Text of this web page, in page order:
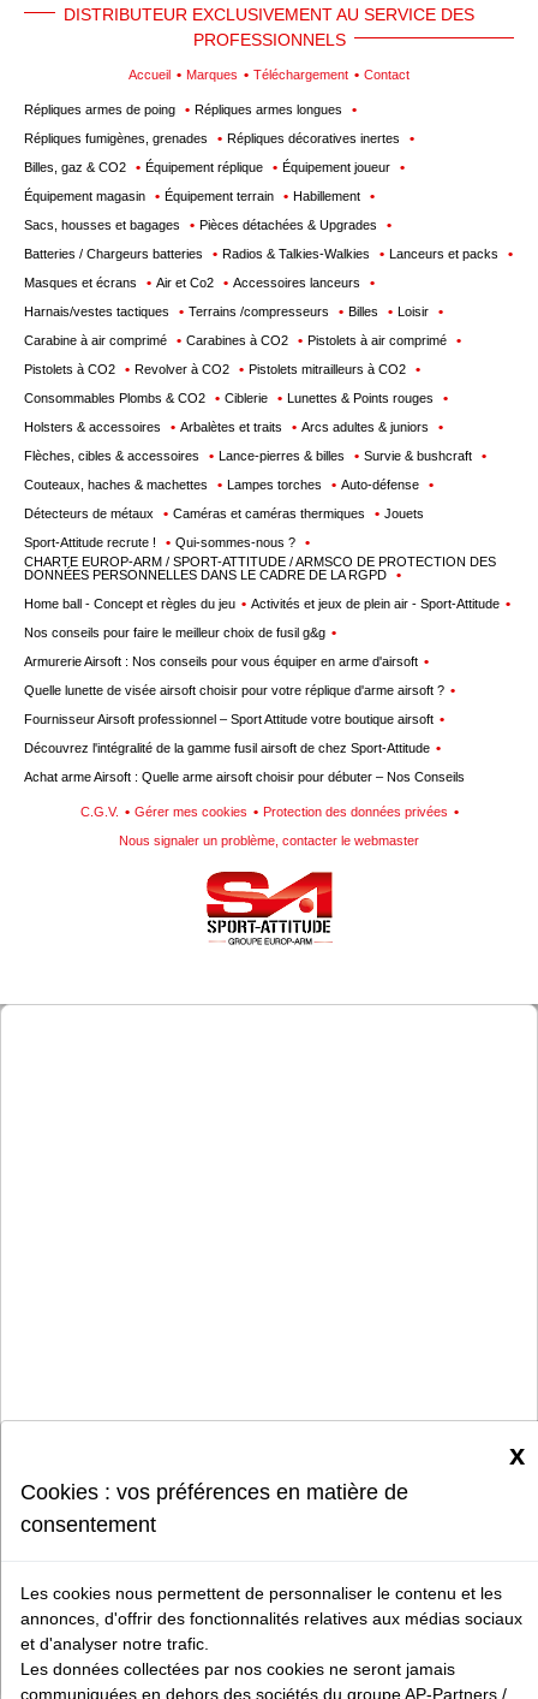
DISTRIBUTEUR EXCLUSIVEMENT AU SERVICE DES
PROFESSIONNELS
Accueil Marques Téléchargement Contact
Répliques armes de poing
Répliques armes longues
Répliques fumigènes, grenades
Répliques décoratives inertes
Billes, gaz & CO2
Équipement réplique
Équipement joueur
Équipement magasin
Équipement terrain
Habillement
Sacs, housses et bagages
Pièces détachées & Upgrades
Batteries / Chargeurs batteries
Radios & Talkies-Walkies
Lanceurs et packs
Masques et écrans
Air et Co2
Accessoires lanceurs
Harnais/vestes tactiques
Terrains /compresseurs Billes
Loisir
Carabine à air comprimé
Carabines à CO2
Pistolets à air comprimé
Pistolets à CO2
Revolver à CO2
Pistolets mitrailleurs à CO2
Consommables Plombs & CO2
Ciblerie
Lunettes & Points rouges
Holsters & accessoires
Arbalètes et traits
Arcs adultes & juniors
Flèches, cibles & accessoires
Lance-pierres & billes
Survie & bushcraft
Couteaux, haches & machettes
Lampes torches
Auto-défense
Détecteurs de métaux
Caméras et caméras thermiques
Jouets
Sport-Attitude recrute !
Qui-sommes-nous ?
CHARTE EUROP-ARM / SPORT-ATTITUDE / ARMSCO DE PROTECTION DES
DONNÉES PERSONNELLES DANS LE CADRE DE LA RGPD
Home ball - Concept et règles du jeu
Activités et jeux de plein air - Sport-Attitude
Nos conseils pour faire le meilleur choix de fusil g&g
Armurerie Airsoft : Nos conseils pour vous équiper en arme d'airsoft
Quelle lunette de visée airsoft choisir pour votre réplique d'arme airsoft ?
Fournisseur Airsoft professionnel – Sport Attitude votre boutique airsoft
Découvrez l'intégralité de la gamme fusil airsoft de chez Sport-Attitude
Achat arme Airsoft : Quelle arme airsoft choisir pour débuter – Nos Conseils
C.G.V. Gérer mes cookies
Protection des données privées
Nous signaler un problème, contacter le webmaster
Cookies : vos préférences en matière de
consentement
x
Les cookies nous permettent de personnaliser le contenu et les
annonces, d'offrir des fonctionnalités relatives aux médias sociaux
et d'analyser notre trafic.
Les données collectées par nos cookies ne seront jamais
communiquées en dehors des sociétés du groupe AP-Partners /